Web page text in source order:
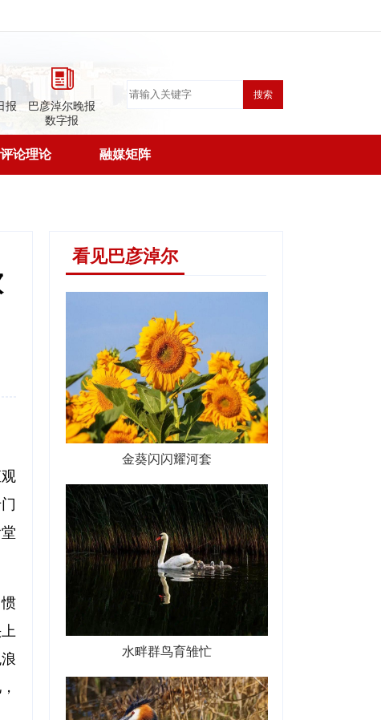
报
巴彦淖尔晚报
数字报
搜索
评论理论 融媒矩阵
看见巴彦淖尔
金葵闪闪耀河套
水畔群鸟育雏忙